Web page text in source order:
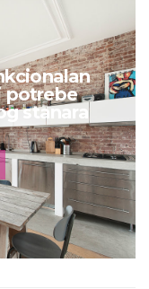
potrebe
stanara